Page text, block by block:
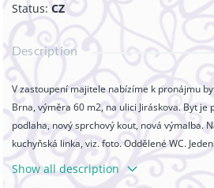
Status: CZ
Description
V zastoupení majitele nabízíme k pronájmu
Brna, výměra 60 m2, na ulici Jiráskova. Byt je
podlaha, nový sprchový kout, nová výmalba.
kuchyňská linka, viz. foto. Oddělené WC.
druhý do vnitrobloku. Byt je k dispozici ihned,
s uvedenou makléřkou. V případě potřeby
Show all description